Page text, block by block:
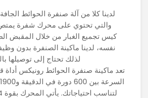
لدينا كلا من آلة صنفرة الحوائط الجافة
والتي تحتوي على محرك شفرة يمتص
كيس تجميع الغبار من خلال المقبض
نفسه، لدينا ماكينة الصنفرة بدون
لذلك تحتاج إلى توصيلها
تعد ماكينة صنفرة الحوائط رونيكس